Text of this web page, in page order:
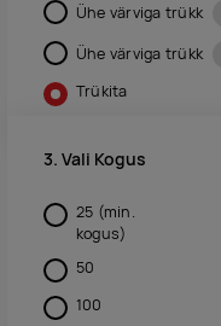
Ühe värviga trükk
Ühe värviga trükk
Trükita
3. Vali Kogus
25 (min.
kogus)
50
100